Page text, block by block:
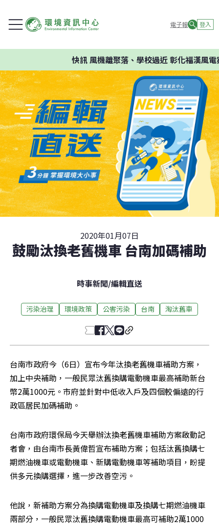
電子報 登入
快訊風機離聚落、學校過近 彰化福漢風電
2020年01月07日
鼓勵汰換老舊機車 台南加碼補助
時事新聞/編輯直送
污染治理 環境政策 公害污染 台南 淘汰舊車
台南市政府今（6日）宣布今年汰換老舊機車補助方案，
加上中央補助，一般民眾汰舊換購電動機車最高補助新台
幣2萬1000元。市府並針對中低收入戶及四個較偏遠的行
政區居民加碼補助。
台南市政府環保局今天舉辦汰換老舊機車補助方案啟動記
者會，由台南市長黃偉哲宣布補助方案；包括汰舊換購七
期燃油機車或電動機車、新購電動機車等補助項目，盼提
供多元換購選擇，進一步改善空污。
他說，新補助方案分為換購電動機車及換購七期燃油機車
兩部分，一般民眾汰舊換購電動機車最高可補助2萬1000